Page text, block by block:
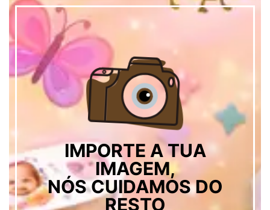
IMPORTE A TUA
IMAGEM,
NÓS CUIDAMOS DO
RESTO